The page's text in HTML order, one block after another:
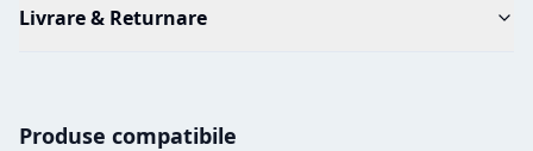
Livrare & Returnare
Produse compatibile